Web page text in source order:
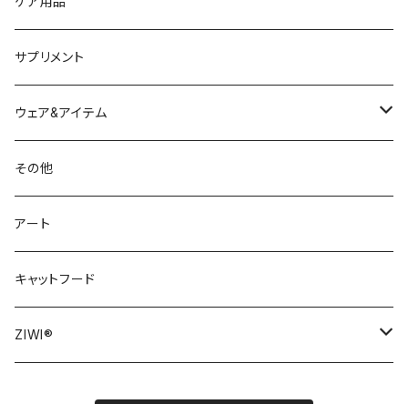
サプリメント
ウェア&アイテム
ウェア
リーシュ・ハーネス
おもちゃ
犬用おもちゃ
その他
アート
キャットフード
ZIWI®